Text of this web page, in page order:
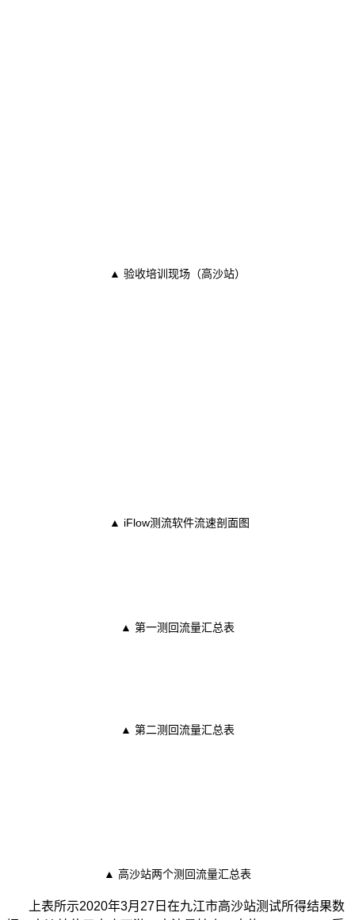
▲ 验收培训现场（高沙站）
▲ iFlow测流软件流速剖面图
▲ 第一测回流量汇总表
▲ 第二测回流量汇总表
▲ 高沙站两个测回流量汇总表
上表所示2020年3月27日在九江市高沙站测试所得结果数